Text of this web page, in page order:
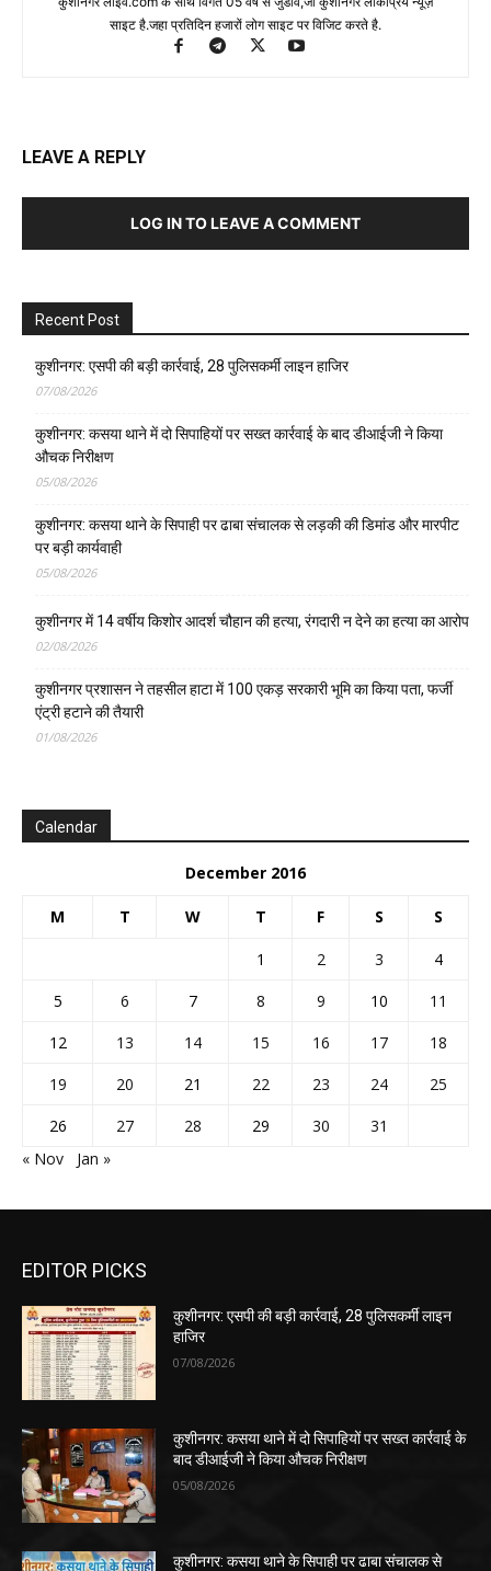
साइट है.जहा प्रतिदिन हजारों लोग साइट पर विजिट करते है.
LEAVE A REPLY
LOG IN TO LEAVE A COMMENT
Recent Post
कुशीनगर: एसपी की बड़ी कार्रवाई, 28 पुलिसकर्मी लाइन हाजिर
07/08/2026
कुशीनगर: कसया थाने में दो सिपाहियों पर सख्त कार्रवाई के बाद डीआईजी ने किया
औचक निरीक्षण
05/08/2026
कुशीनगर: कसया थाने के सिपाही पर ढाबा संचालक से लड़की की डिमांड और मारपीट
पर बड़ी कार्यवाही
05/08/2026
कुशीनगर में 14 वर्षीय किशोर आदर्श चौहान की हत्या, रंगदारी न देने का हत्या का आरोप
02/08/2026
कुशीनगर प्रशासन ने तहसील हाटा में 100 एकड़ सरकारी भूमि का किया पता, फर्जी
एंट्री हटाने की तैयारी
01/08/2026
Calendar
December 2016
M T W T F S S
1 2 3
4
5
6 7 8 9 10
11
12
13 14 15 16 17
18
19
20 21 22 23 24
25
26
27 28 29 30
31
« Nov
Jan »
EDITOR PICKS
कुशीनगर: एसपी की बड़ी कार्रवाई, 28 पुलिसकर्मी लाइन
हाजिर
07/08/2026
कुशीनगर: कसया थाने में दो सिपाहियों पर सख्त कार्रवाई के
बाद डीआईजी ने किया औचक निरीक्षण
05/08/2026
कुशीनगर: कसया थाने के सिपाही पर ढाबा संचालक से